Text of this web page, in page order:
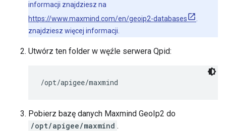
informacji znajdziesz na
https://www.maxmind.com/en/geoip2-databases
znajdziesz więcej informacji.
Utwórz ten folder w węźle serwera Qpid:
/opt/apigee/maxmind
Pobierz bazę danych Maxmind GeoIp2 do
/opt/apigee/maxmind .